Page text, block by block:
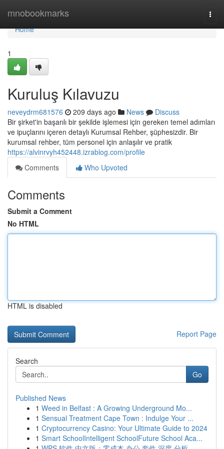
mnobookmarks
Home
Home
1
Kuruluş Kılavuzu
neveydrm681576 209 days ago News
Discuss
Bir şirket'in başarılı bir şekilde işlemesi için gereken temel adımları
ve ipuçlarını içeren detaylı Kurumsal Rehber, şüphesizdir. Bir
kurumsal rehber, tüm personel için anlaşılır ve pratik
https://alvinrvyh452448.izrablog.com/profile
Comments
Who Upvoted
Comments
Submit a Comment
No HTML
HTML is disabled
Report Page
Search
Go
Published News
1 Weed in Belfast : A Growing Underground Mo...
1 Sensual Treatment Cape Town : Indulge Your ...
1 Cryptocurrency Casino: Your Ultimate Guide to 2024
1 Smart SchoolIntelligent SchoolFuture School Aca...